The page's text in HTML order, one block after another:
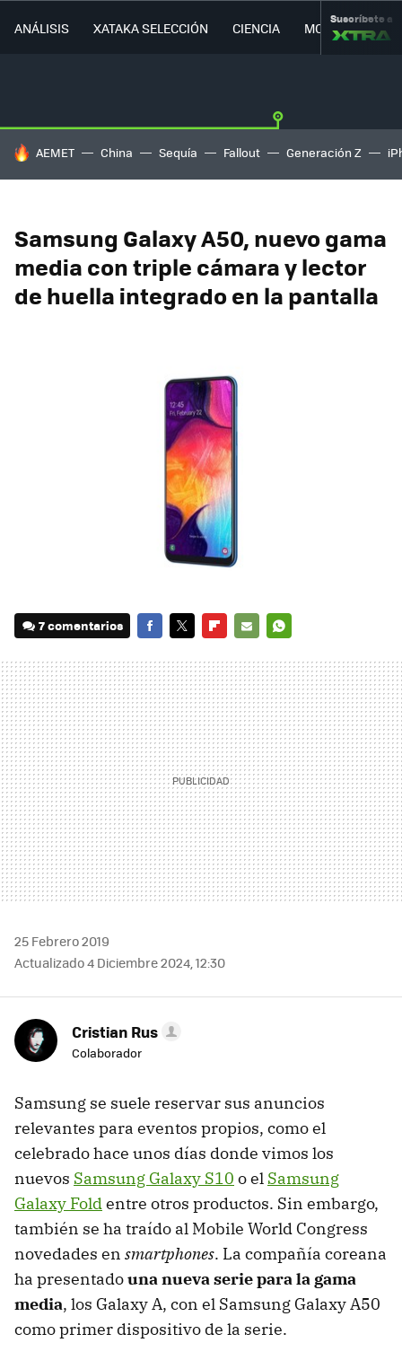
ANÁLISIS XATAKA SELECCIÓN CIENCIA MOVILIDAD
Suscríbete a
HOY SE HABLA DE
AEMET China Sequía Fallout Generación Z
Samsung Galaxy A50, nuevo gama
media con triple cámara y lector
de huella integrado en la pantalla
7 comentarios
MAIL
25 Febrero 2019
Actualizado 4 Diciembre 2024, 12:30
Cristian Rus
Colaborador
Samsung se suele reservar sus anuncios
relevantes para eventos propios, como el
celebrado hace unos días donde vimos los
nuevos Samsung Galaxy S10 o el Samsung
Galaxy Foldentre otros productos. Sin embargo,
también se ha traído al Mobile World Congress
novedades en smartphones. La compañía coreana
ha presentadouna nueva serie para la gama
media, los Galaxy A, con el Samsung Galaxy A50
como primer dispositivo de la serie.